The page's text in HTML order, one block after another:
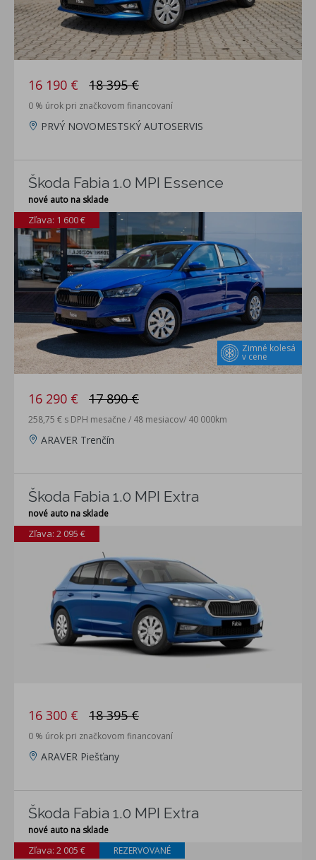
16 190 € 18 395 €
0 % úrok pri značkovom financovaní
PRVÝ NOVOMESTSKÝ AUTOSERVIS
Škoda Fabia 1.0 MPI Essence
nové auto na sklade
Zimné kolesá
v cene
Zľava: 1 600 €
16 290 € 17 890 €
258,75 € s DPH mesačne / 48 mesiacov/ 40 000km
ARAVER Trenčín
Škoda Fabia 1.0 MPI Extra
nové auto na sklade
Zľava: 2 095 €
16 300 € 18 395 €
0 % úrok pri značkovom financovaní
ARAVER Piešťany
Škoda Fabia 1.0 MPI Extra
nové auto na sklade
Zľava: 2 005 € REZERVOVANÉ